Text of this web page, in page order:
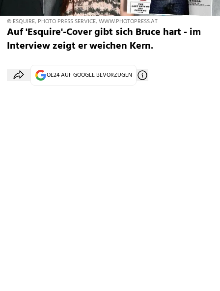
© ESQUIRE, PHOTO PRESS SERVICE, WWW.PHOTOPRESS.AT
Auf 'Esquire'-Cover gibt sich Bruce hart - im
Interview zeigt er weichen Kern.
OE24 AUF GOOGLE BEVORZUGEN